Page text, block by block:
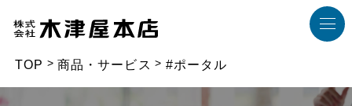
TOP 商品・サービス #ポータル